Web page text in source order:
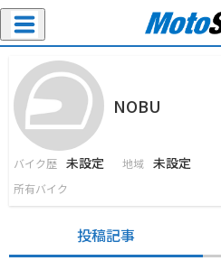
NOBU
バイク歴 未設定 地域 未設定
所有バイク
投稿記事